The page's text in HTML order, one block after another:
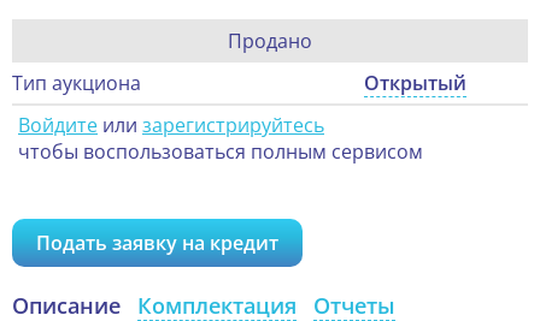
Продано
Тип аукциона
Открытый
Войдите или зарегистрируйтесь
чтобы воспользоваться полным сервисом
Подать заявку на кредит
Описание Комплектация Отчеты